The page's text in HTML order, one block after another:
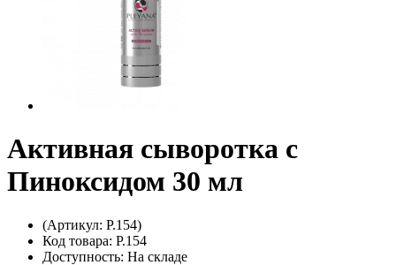
Активная сыворотка с
Пиноксидом 30 мл
(Артикул: P.154)
Код товара: P.154
Доступность: На складе